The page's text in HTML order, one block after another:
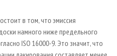
в том, что эмиссия
намного ниже предельного
ISO 16000-9. Это значит, что